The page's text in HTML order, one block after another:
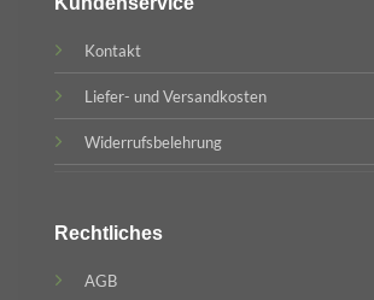
Kontakt
Liefer- und Versandkosten
Widerrufsbelehrung
Rechtliches
AGB